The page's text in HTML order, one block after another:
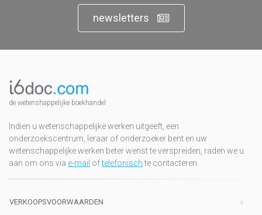
newsletters
de wetenshappelijke boekhandel
Indien u wetenschappelijke werken uitgeeft, een
onderzoekscentrum, leraar of onderzoeker bent en uw
wetenschappelijke werken beter wenst te verspreiden, raden we u
aan om ons via e-mail oftelefonischte contacteren
VERKOOPSVOORWAARDEN